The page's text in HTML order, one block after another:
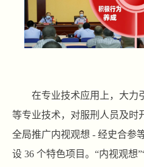
在专业技术应用上，大力
等专业技术，对服刑人员及时
全局推广内视观想 - 经史合参
设 36 个特色项目。“内视观想